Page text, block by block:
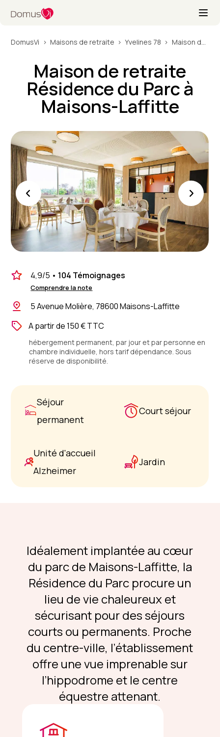
DomusVi Maisons de retraite Yvelines 78 Maison de retraite Résidence du Parc à Maisons-Laffitte
Maison de retraite
Résidence du Parc à
Maisons-Laffitte
4,9/5 • 104 Témoignages
Comprendre la note
5 Avenue Molière, 78600 Maisons-Laffitte
A partir de 150 € TTC
hébergement permanent, par jour et par personne en
chambre individuelle, hors tarif dépendance. Sous
réserve de disponibilité.
Séjour
permanent
Court séjour
Unité d'accueil
Alzheimer
Jardin
Idéalement implantée au cœur
du parc de Maisons-Laffitte, la
Résidence du Parc procure un
lieu de vie chaleureux et
sécurisant pour des séjours
courts ou permanents. Proche
du centre-ville, l’établissement
offre une vue imprenable sur
l’hippodrome et le centre
équestre attenant.